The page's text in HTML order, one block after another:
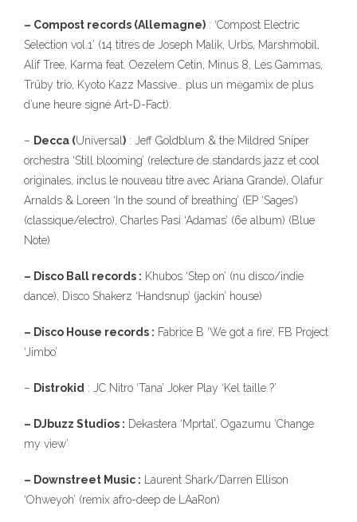
– Compost records (Allemagne) : ‘Compost Electric
Selection vol.1’ (14 titres de Joseph Malik, Urbs, Marshmobil,
Alif Tree, Karma feat. Oezelem Cetin, Minus 8, Les Gammas,
Trüby trio, Kyoto Kazz Massive… plus un mėgamix de plus
d’une heure signé Art-D-Fact).
– Decca (Universal ) : Jeff Goldblum & the Mildred Sniper
orchestra ‘Still blooming’ (relecture de standards jazz et cool
originales, inclus le nouveau titre avec Ariana Grande), Olafur
Arnalds & Loreen ‘In the sound of breathing’ (EP ‘Sages’)
(classique/electro), Charles Pasi ‘Adamas’ (6e album) (Blue
Note)
– Disco Ball records : Khubos ‘Step on’ (nu disco/indie
dance), Disco Shakerz ‘Handsnup’ (jackin’ house)
– Disco House records : Fabrice B ‘We got a fire’, FB Project
‘Jimbo’
– Distrokid : JC Nitro ‘Tana’ Joker Play ‘Kel taille ?’
– DJbuzz Studios : Dekastera ‘Mprtal’, Ogazumu ‘Change
my view’
– Downstreet Music : Laurent Shark/Darren Ellison
‘Ohweyoh’ (remix afro-deep de LAaRon)
323
140
10